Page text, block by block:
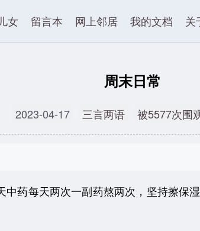
女 留言本 网上邻居 我的文档 关
周末日常
2023-04-17 三言两语 被5577次围
每天两次一副药熬两次，坚持擦保湿